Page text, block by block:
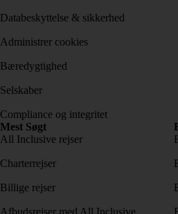
Databeskyttelse & sikkerhed
Administrer cookies
Bæredygtighed
Selskaber
Compliance og integritet
Mest Søgt
All Inclusive rejser
Charterrejser
Billige rejser
Afbudsrejser med All Inclusive